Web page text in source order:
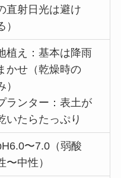
直射日光は避け
）
植え：基本は降雨
かせ（乾燥時の
）
ランター：表土が
いたらたっぷり
〜7.0（弱酸
〜中性）